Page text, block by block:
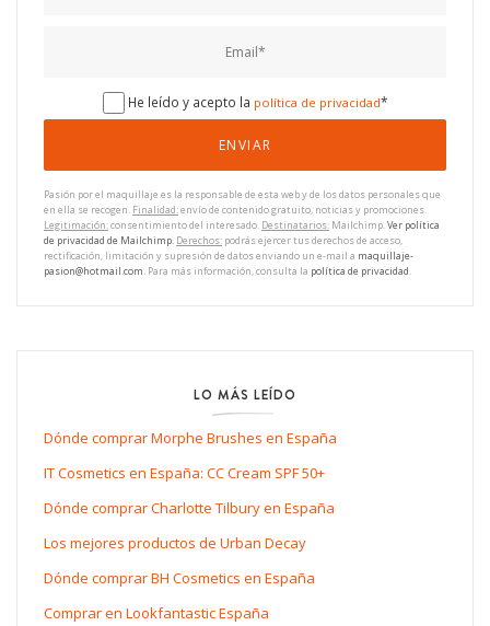
He leído y acepto la política de privacidad*
Pasión por el maquillaje es la responsable de esta web y de los datos personales que
en ella se recogen. Finalidad:envío de contenido gratuito, noticias y promociones.
Legitimación:consentimiento del interesado. Destinatarios: Mailchimp.Ver política
de privacidad de Mailchimp. Derechos: podrás ejercer tus derechos de acceso,
rectificación, limitación y supresión de datos enviando un e-mail a maquillaje-
pasion@hotmail.com. Para más información, consulta la política de privacidad.
LO MÁS LEÍDO
Dónde comprar Morphe Brushes en España
IT Cosmetics en España: CC Cream SPF 50+
Dónde comprar Charlotte Tilbury en España
Los mejores productos de Urban Decay
Dónde comprar BH Cosmetics en España
Comprar en Lookfantastic España